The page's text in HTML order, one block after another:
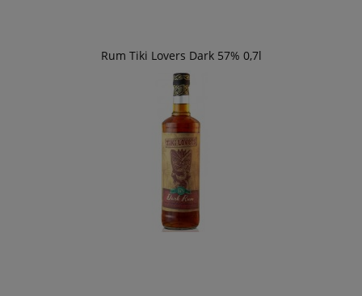
Rum Tiki Lovers Dark 57% 0,7l